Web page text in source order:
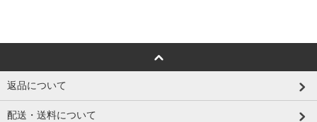
返品について
配送・送料について